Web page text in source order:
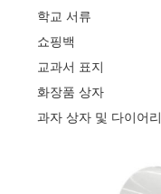
학교 서류
쇼핑백
교과서 표지
화장품 상자
과자 상자 및 다이어리